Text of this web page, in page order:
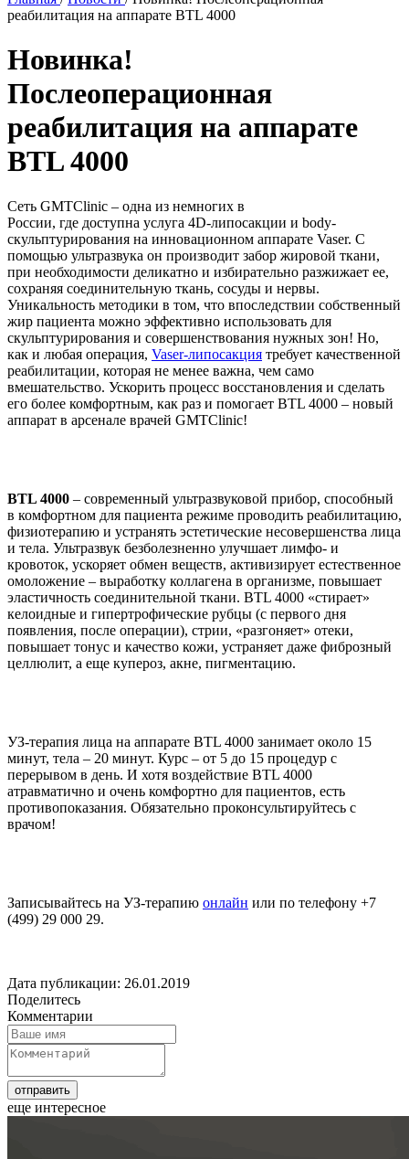
реабилитация на аппарате BTL 4000
Новинка!
Послеоперационная
реабилитация на аппарате
BTL 4000
Сеть GMTClinic – одна из немногих в
России, где доступна услуга 4D-липосакции и body-
скульптурирования на инновационном аппарате Vaser. С
помощью ультразвука он производит забор жировой ткани,
при необходимости деликатно и избирательно разжижает ее,
сохраняя соединительную ткань, сосуды и нервы.
Уникальность методики в том, что впоследствии собственный
жир пациента можно эффективно использовать для
скульптурирования и совершенствования нужных зон! Но,
как и любая операция, Vaser-липосакция требует качественной
реабилитации, которая не менее важна, чем само
вмешательство. Ускорить процесс восстановления и сделать
его более комфортным, как раз и помогает BTL 4000 – новый
аппарат в арсенале врачей GMTClinic!
BTL 4000 – современный ультразвуковой прибор, способный
в комфортном для пациента режиме проводить реабилитацию,
физиотерапию и устранять эстетические несовершенства лица
и тела. Ультразвук безболезненно улучшает лимфо- и
кровоток, ускоряет обмен веществ, активизирует естественное
омоложение – выработку коллагена в организме, повышает
эластичность соединительной ткани. BTL 4000 «стирает»
келоидные и гипертрофические рубцы (с первого дня
появления, после операции), стрии, «разгоняет» отеки,
повышает тонус и качество кожи, устраняет даже фиброзный
целлюлит, а еще купероз, акне, пигментацию.
УЗ-терапия лица на аппарате BTL 4000 занимает около 15
минут, тела – 20 минут. Курс – от 5 до 15 процедур с
перерывом в день. И хотя воздействие BTL 4000
атравматично и очень комфортно для пациентов, есть
противопоказания. Обязательно проконсультируйтесь с
врачом!
Записывайтесь на УЗ-терапию онлайн или по телефону +7
(499) 29 000 29.
Дата публикации: 26.01.2019
Поделитесь
Комментарии
еще интересное